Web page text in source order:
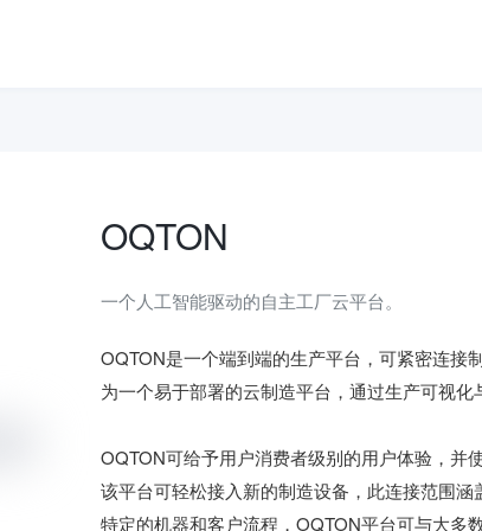
OQTON
一个人工智能驱动的自主工厂云平台。
OQTON是一个端到端的生产平台，可紧密连接
为一个易于部署的云制造平台，通过生产可视化
OQTON可给予用户消费者级别的用户体验，并
该平台可轻松接入新的制造设备，此连接范围
特定的机器和客户流程，OQTON平台可与大多